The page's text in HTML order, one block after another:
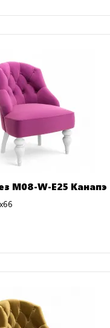
M08-W-E25 Канапэ